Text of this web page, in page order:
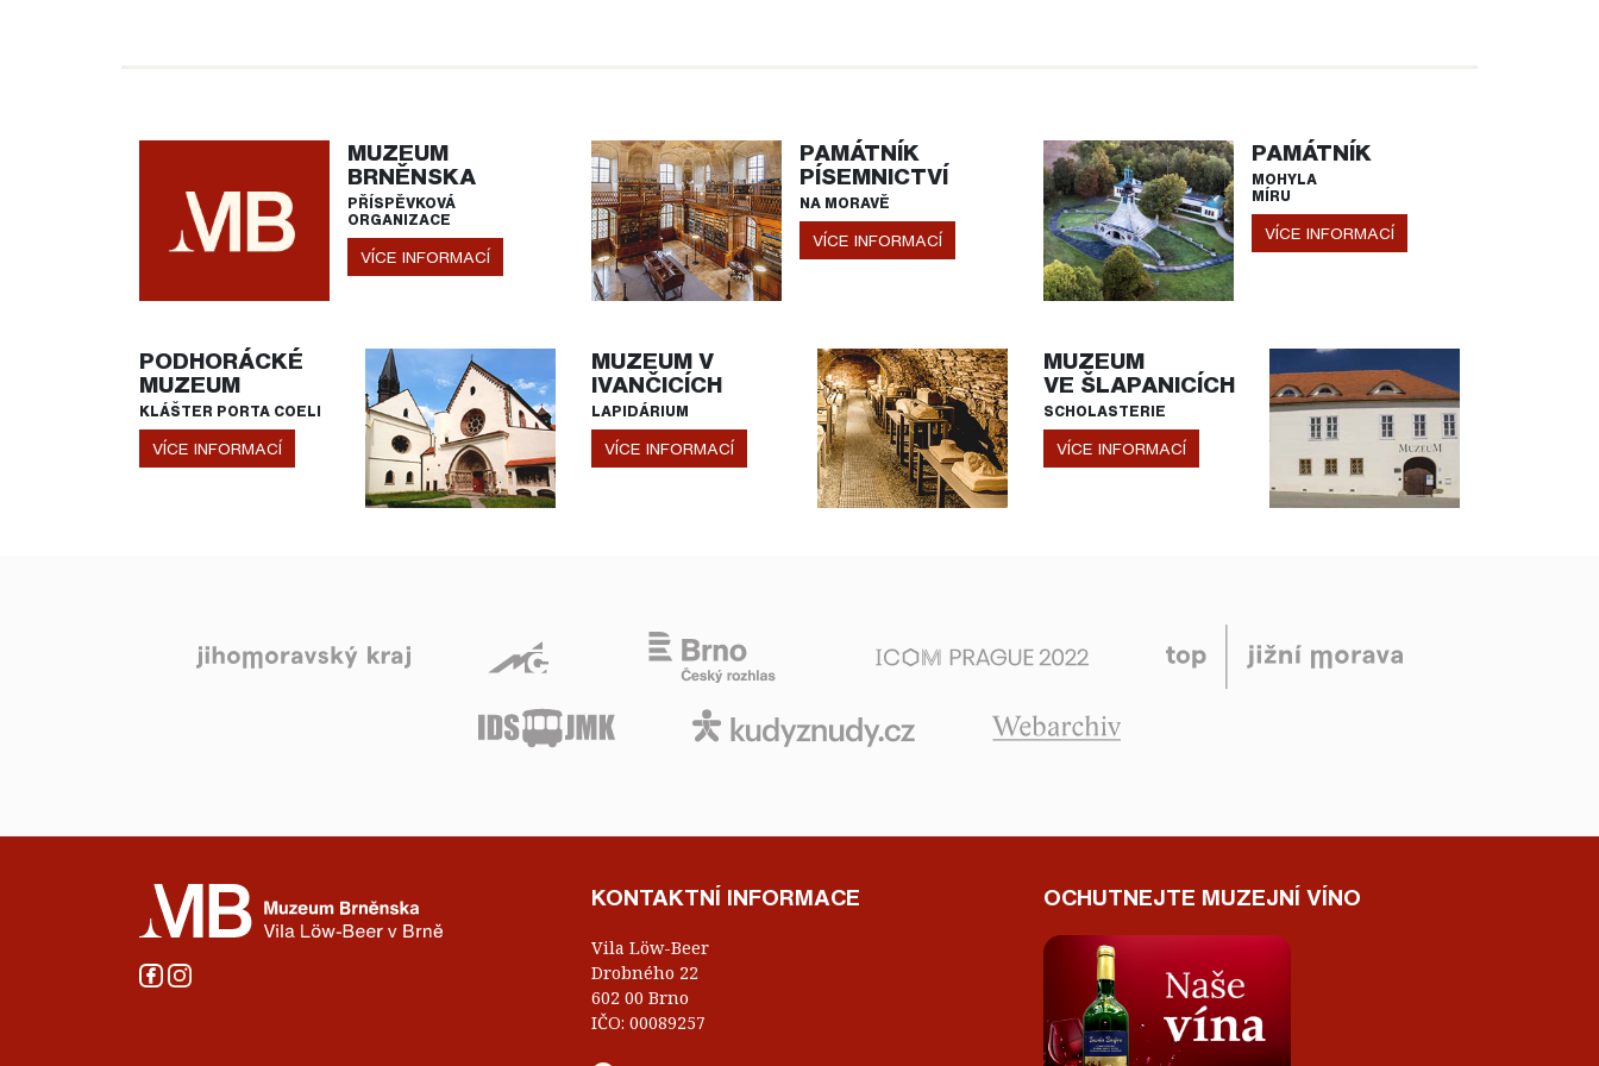
MUZEUM
BRNĚNSKA
PŘÍSPĚVKOVÁ
ORGANIZACE
VÍCE INFORMACÍ
PAMÁTNÍK
PÍSEMNICTVÍ
NA MORAVĚ
VÍCE INFORMACÍ
PAMÁTNÍK
MOHYLA
MÍRU
VÍCE INFORMACÍ
PODHORÁCKÉ
MUZEUM
KLÁŠTER PORTA COELI
VÍCE INFORMACÍ
MUZEUM V
IVANČICÍCH
LAPIDÁRIUM
VÍCE INFORMACÍ
MUZEUM
VE ŠLAPANICÍCH
SCHOLASTERIE
VÍCE INFORMACÍ
KONTAKTNÍ INFORMACE
Vila Löw-Beer
Drobného 22
602 00 Brno
IČO: 00089257
OCHUTNEJTE MUZEJNÍ VÍNO